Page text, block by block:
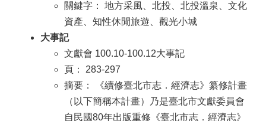
關鍵字： 地方采風、北投、北投溫泉、文化
資產、知性休閒旅遊、觀光小城
大事記
文獻會 100.10-100.12大事記
頁： 283-297
摘要： 《續修臺北市志．經濟志》纂修計畫
（以下簡稱本計畫）乃是臺北市文獻委員會
自民國80年出版重修《臺北市志．經濟志》